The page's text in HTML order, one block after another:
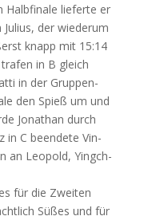
Halb­fi­na­le lie­fer­te er
der wie­der­um
knapp mit 15:14
in B gleich
in der Grup­pen­
den Spieß um und
Jona­than durch
in C been­de­te Vin­
an Leo­pold, Ying­ch­
für die Zwei­ten
Süßes und für